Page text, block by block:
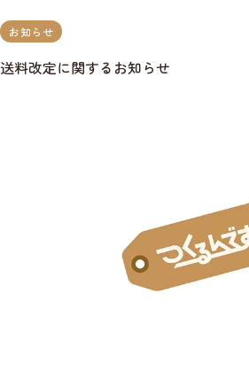
お知らせ
送料改定に関するお知らせ